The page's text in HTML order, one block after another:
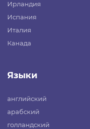
Ирландия
Испания
Италия
Канада
Языки
английский
арабский
голландский